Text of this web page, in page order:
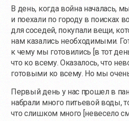
В день, когда война началась,
и поехали по городу в поисках
для соседей, покупали вещи,
нам казались необходимыми.
к чему мы готовились [в тот
что ко всему. Оказалось, что
готовыми ко всему. Но мы
Первый день у нас прошел в
набрали много питьевой воды,
что слишком много [невесело